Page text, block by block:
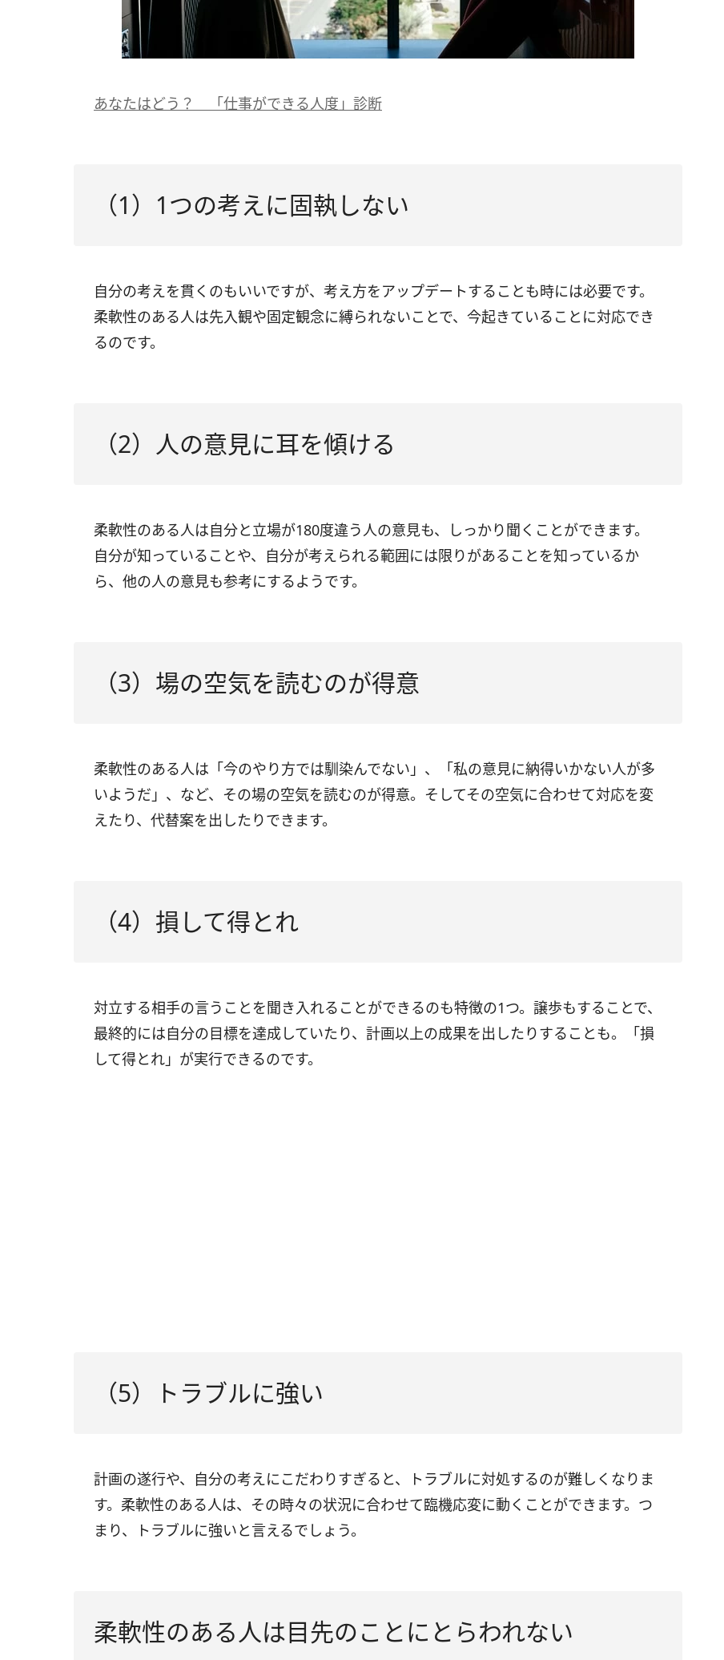
あなたはどう？ 「仕事ができる人度」診断
（1）1つの考えに固執しない
自分の考えを貫くのもいいですが、考え方をアップデートすることも時には必要です。
柔軟性のある人は先入観や固定観念に縛られないことで、今起きていることに対応でき
るのです。
（2）人の意見に耳を傾ける
柔軟性のある人は自分と立場が180度違う人の意見も、しっかり聞くことができます。
自分が知っていることや、自分が考えられる範囲には限りがあることを知っているか
ら、他の人の意見も参考にするようです。
（3）場の空気を読むのが得意
柔軟性のある人は「今のやり方では馴染んでない」、「私の意見に納得いかない人が多
いようだ」、など、その場の空気を読むのが得意。そしてその空気に合わせて対応を変
えたり、代替案を出したりできます。
（4）損して得とれ
対立する相手の言うことを聞き入れることができるのも特徴の1つ。譲歩もすることで、
最終的には自分の目標を達成していたり、計画以上の成果を出したりすることも。「損
して得とれ」が実行できるのです。
（5）トラブルに強い
計画の遂行や、自分の考えにこだわりすぎると、トラブルに対処するのが難しくなりま
す。柔軟性のある人は、その時々の状況に合わせて臨機応変に動くことができます。つ
まり、トラブルに強いと言えるでしょう。
柔軟性のある人は目先のことにとらわれない